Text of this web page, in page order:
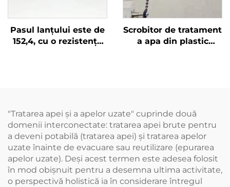
Pasul lanțului este de
152,4, cu o rezistență
mare de 3 T
Scrobitor de tratament
a apa din plastic
"Tratarea apei și a apelor uzate" cuprinde două
domenii interconectate: tratarea apei brute pentru
a deveni potabilă (tratarea apei) și tratarea apelor
uzate înainte de evacuare sau reutilizare (epurarea
apelor uzate). Deși acest termen este adesea folosit
în mod obișnuit pentru a desemna ultima activitate,
o perspectivă holistică ia în considerare întregul